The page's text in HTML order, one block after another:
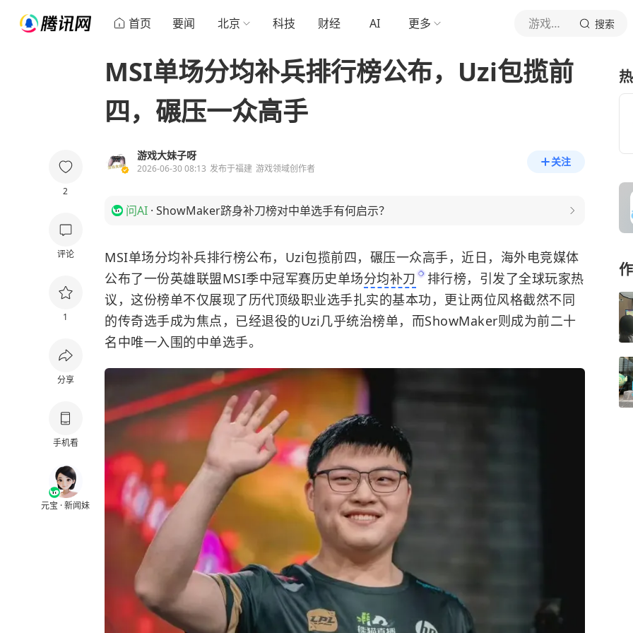
首页 要闻 北京 科技 财经 AI 更多 游戏大妹子呀 搜索
2
评论
1
分享
手机看
元宝 · 新闻妹
MSI单场分均补兵排行榜公布，Uzi包揽前
四，碾压一众高手
游戏大妹子呀
2026-06-30 08:13 发布于福建 游戏领域创作者
关注
问AI · ShowMaker跻身补刀榜对中单选手有何启示？
MSI单场分均补兵排行榜公布，Uzi包揽前四，碾压一众高手，近日，海外电竞媒体
公布了一份英雄联盟MSI季中冠军赛历史单场分均补刀
排行榜，引发了全球玩家热
议，这份榜单不仅展现了历代顶级职业选手扎实的基本功，更让两位风格截然不同
的传奇选手成为焦点，已经退役的Uzi几乎统治榜单，而ShowMaker则成为前二十
名中唯一入围的中单选手。